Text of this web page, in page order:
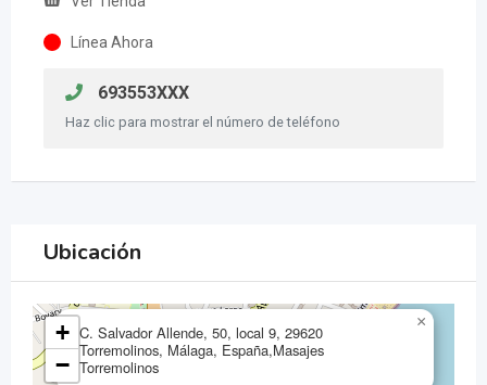
Línea Ahora
693553XXX
Haz clic para mostrar el número de teléfono
Ubicación
C. Salvador Allende, 50, local 9, 29620
Torremolinos, Málaga, España,Masajes
Torremolinos
×
+
−